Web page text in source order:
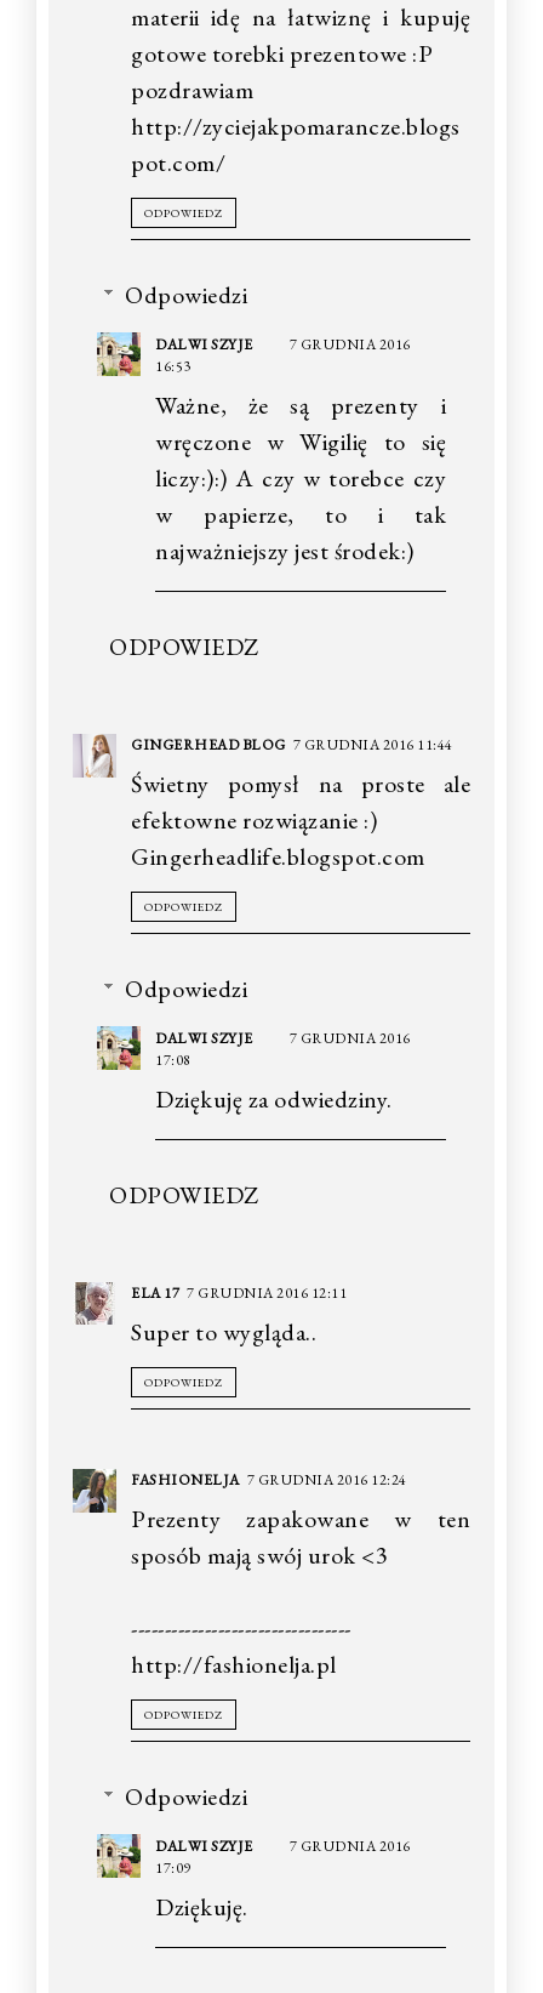
materii idę na łatwiznę i kupuję
gotowe torebki prezentowe :P
pozdrawiam
http://zyciejakpomarancze.blogs
pot.com/
ODPOWIEDZ
Odpowiedzi
DALWI SZYJE
7 GRUDNIA 2016
16:53
Ważne, że są prezenty i
wręczone w Wigilię to się
liczy:):) A czy w torebce czy
w papierze, to i tak
najważniejszy jest środek:)
ODPOWIEDZ
GINGERHEAD BLOG 7 GRUDNIA 2016 11:44
Świetny pomysł na proste ale
efektowne rozwiązanie :)
Gingerheadlife.blogspot.com
ODPOWIEDZ
Odpowiedzi
DALWI SZYJE
7 GRUDNIA 2016
17:08
Dziękuję za odwiedziny.
ODPOWIEDZ
ELA 17 7 GRUDNIA 2016 12:11
Super to wygląda..
ODPOWIEDZ
FASHIONELJA 7 GRUDNIA 2016 12:24
Prezenty zapakowane w ten
sposób mają swój urok <3
---------------------------------
http://fashionelja.pl
ODPOWIEDZ
Odpowiedzi
DALWI SZYJE
7 GRUDNIA 2016
17:09
Dziękuję.